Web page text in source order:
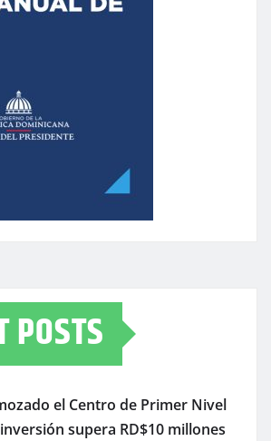
POSTS
el Centro de Primer Nivel
supera RD$10 millones